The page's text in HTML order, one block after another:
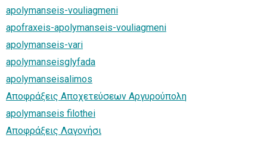
apolymanseis-vouliagmeni
apofraxeis-apolymanseis-vouliagmeni
apolymanseis-vari
apolymanseisglyfada
apolymanseisalimos
Αποφράξεις Αποχετεύσεων Αργυρούπολη
apolymanseis filothei
Αποφράξεις Λαγονήσι